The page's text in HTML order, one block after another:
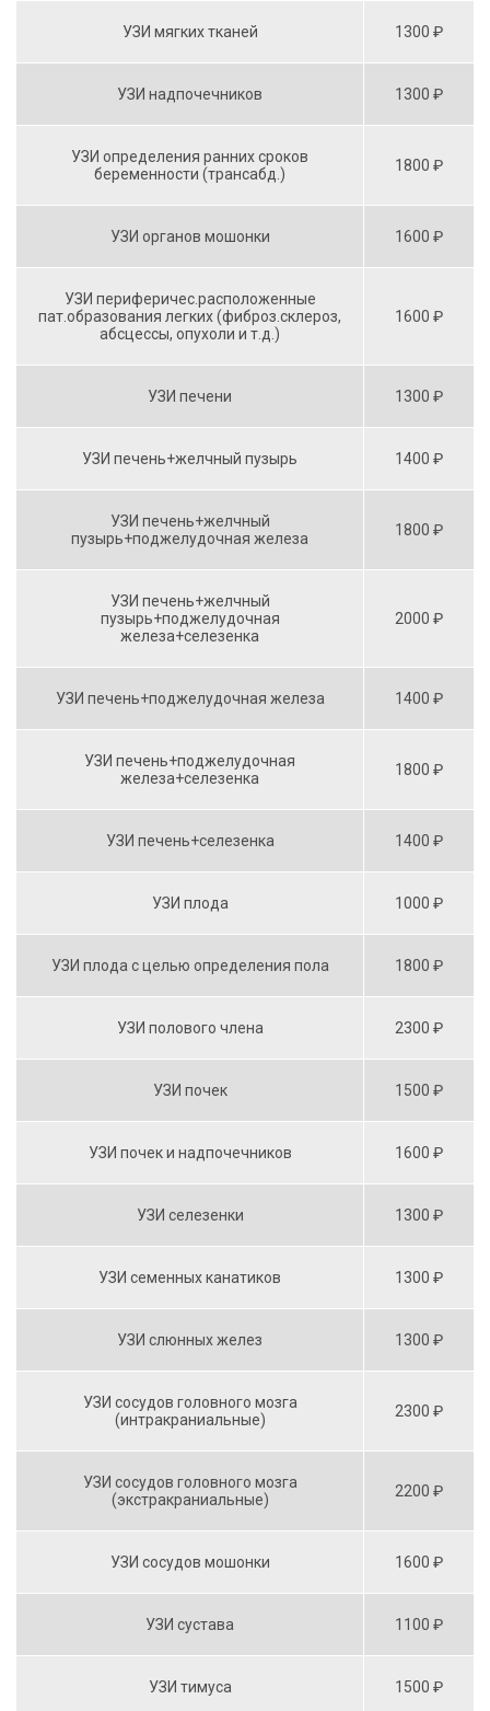
УЗИ мягких тканей 1300 ₽
УЗИ надпочечников 1300 ₽
УЗИ определения ранних сроков
беременности (трансабд.)
1800 ₽
УЗИ органов мошонки 1600 ₽
УЗИ периферичес.расположенные
пат.образования легких (фиброз.склероз,
абсцессы, опухоли и т.д.)
1600 ₽
УЗИ печени 1300 ₽
УЗИ печень+желчный пузырь 1400 ₽
УЗИ печень+желчный
пузырь+поджелудочная железа
1800 ₽
УЗИ печень+желчный
пузырь+поджелудочная
железа+селезенка
2000 ₽
УЗИ печень+поджелудочная железа 1400 ₽
УЗИ печень+поджелудочная
железа+селезенка
1800 ₽
УЗИ печень+селезенка 1400 ₽
УЗИ плода 1000 ₽
УЗИ плода с целью определения пола 1800 ₽
УЗИ полового члена 2300 ₽
УЗИ почек 1500 ₽
УЗИ почек и надпочечников 1600 ₽
УЗИ селезенки 1300 ₽
УЗИ семенных канатиков 1300 ₽
УЗИ слюнных желез 1300 ₽
УЗИ сосудов головного мозга
(интракраниальные)
2300 ₽
УЗИ сосудов головного мозга
(экстракраниальные)
2200 ₽
УЗИ сосудов мошонки 1600 ₽
УЗИ сустава 1100 ₽
УЗИ тимуса 1500 ₽